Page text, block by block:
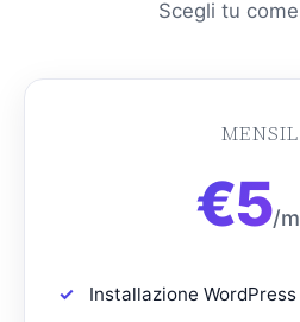
Scegli tu
€5/
Installazione